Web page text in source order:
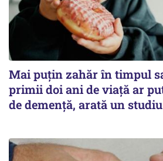
Mai puțin zahăr în timpul
primii doi ani de viață ar
de demență, arată un studiu